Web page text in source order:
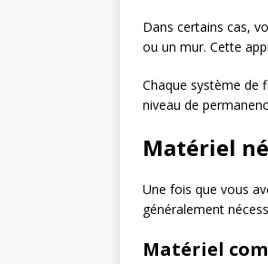
Dans certains cas,
ou un mur. Cette
Chaque système de
niveau de
Matériel
Une fois que vous
généralement
Matériel